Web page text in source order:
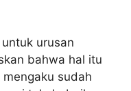
urusan
bahwa hal itu
sudah